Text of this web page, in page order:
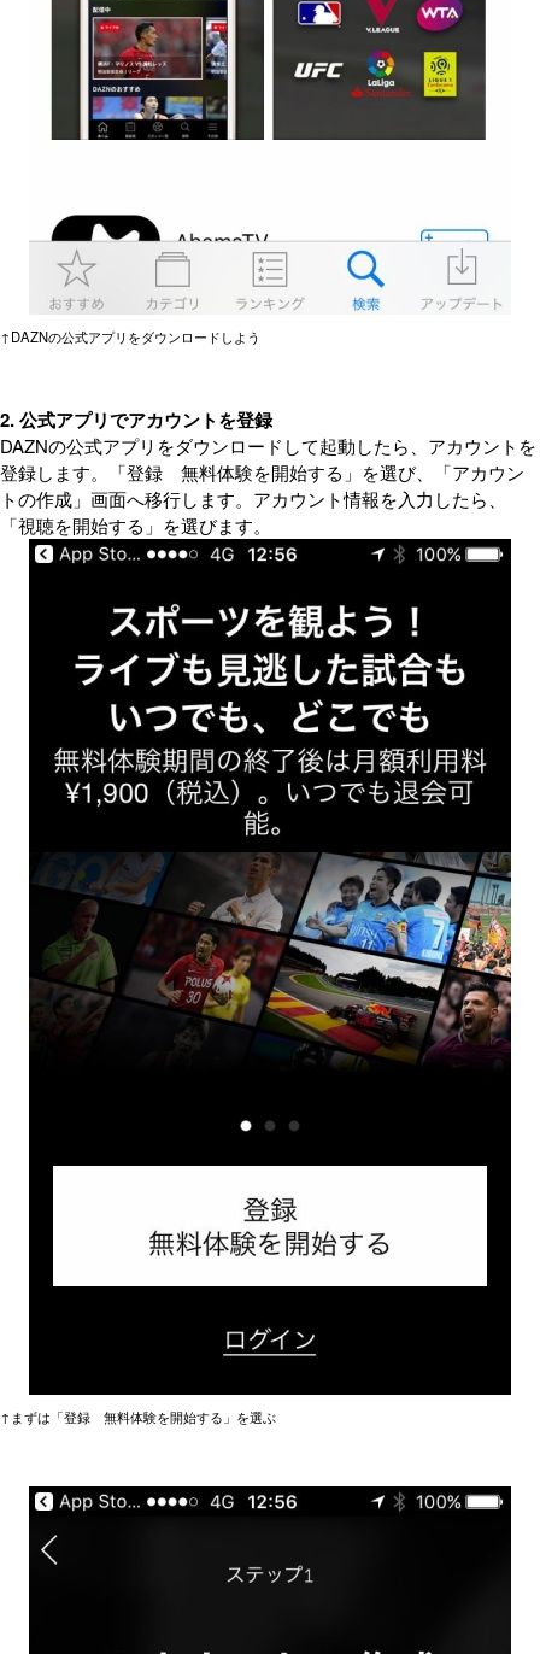
↑DAZNの公式アプリをダウンロードしよう
2. 公式アプリでアカウントを登録
DAZNの公式アプリをダウンロードして起動したら、アカウントを
登録します。「登録 無料体験を開始する」を選び、「アカウン
トの作成」画面へ移行します。アカウント情報を入力したら、
「視聴を開始する」を選びます。
↑まずは「登録 無料体験を開始する」を選ぶ